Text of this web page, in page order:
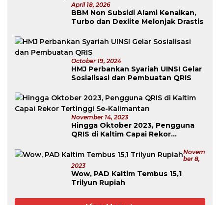
April 18, 2026
BBM Non Subsidi Alami Kenaikan,
Turbo dan Dexlite Melonjak Drastis
October 19, 2024
HMJ Perbankan Syariah UINSI Gelar
Sosialisasi dan Pembuatan QRIS
November 14, 2023
Hingga Oktober 2023, Pengguna
QRIS di Kaltim Capai Rekor
Novem
Ber 8,
2023
Wow, PAD Kaltim Tembus 15,1
Trilyun Rupiah